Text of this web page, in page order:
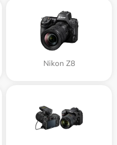
Nikon Z8